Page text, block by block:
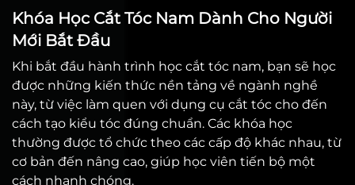
Khóa Học Cắt Tóc Nam Dành Cho Người
Mới Bắt Đầu
Khi bắt đầu hành trình học cắt tóc nam, bạn sẽ học
được những kiến thức nền tảng về ngành nghề
này, từ việc làm quen với dụng cụ cắt tóc cho đến
cách tạo kiểu tóc đúng chuẩn. Các khóa học
thường được tổ chức theo các cấp độ khác nhau, từ
cơ bản đến nâng cao, giúp học viên tiến bộ một
cách nhanh chóng.